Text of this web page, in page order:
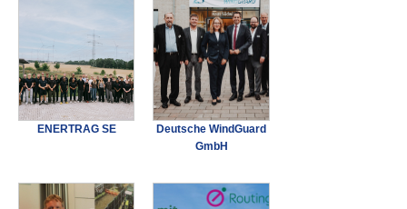
ENERTRAG SE
Deutsche WindGuard
GmbH